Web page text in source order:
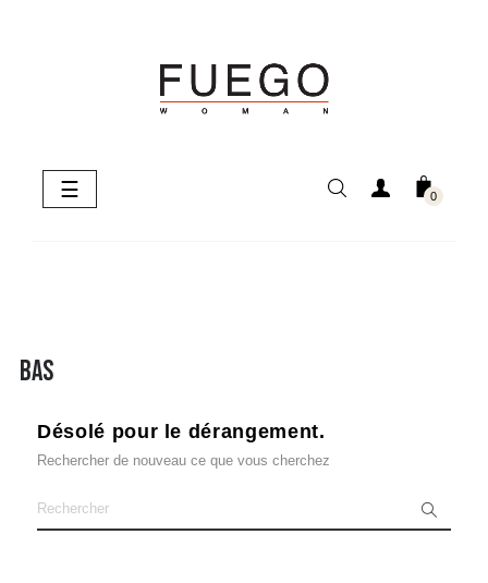
Basculer
la
☰ 0
BAS
Désolé pour le dérangement.
Rechercher de nouveau ce que vous cherchez